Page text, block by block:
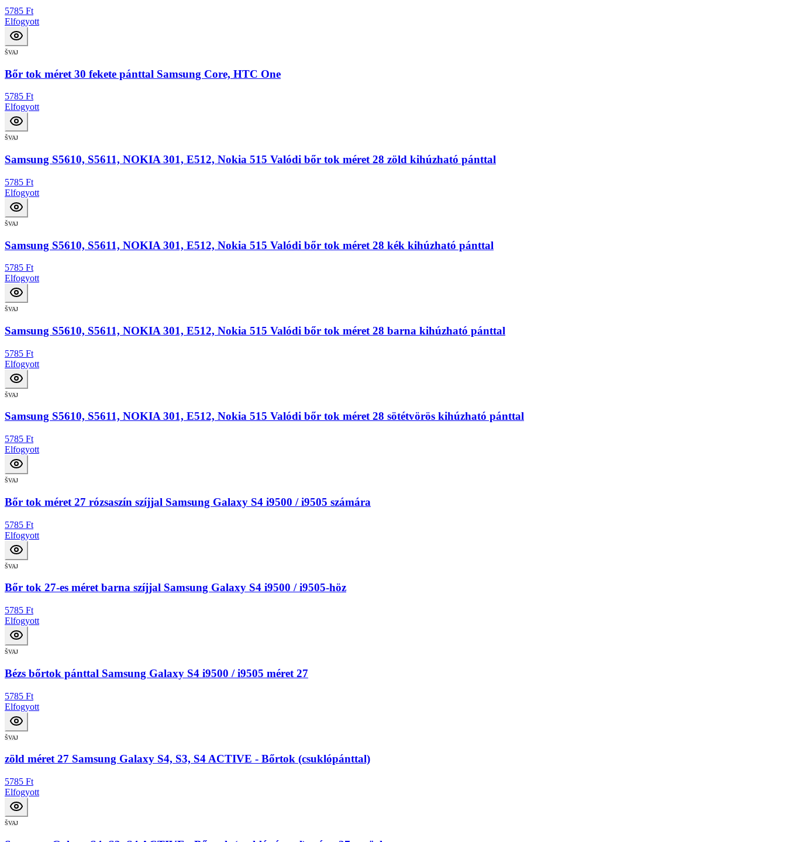
5785 Ft
Elfogyott
ŠVAJ
Bőr tok méret 30 fekete pánttal Samsung Core, HTC One
5785 Ft
Elfogyott
ŠVAJ
Samsung S5610, S5611, NOKIA 301, E512, Nokia 515 Valódi bőr tok méret 28 zöld kihúzható pánttal
5785 Ft
Elfogyott
ŠVAJ
Samsung S5610, S5611, NOKIA 301, E512, Nokia 515 Valódi bőr tok méret 28 kék kihúzható pánttal
5785 Ft
Elfogyott
ŠVAJ
Samsung S5610, S5611, NOKIA 301, E512, Nokia 515 Valódi bőr tok méret 28 barna kihúzható pánttal
5785 Ft
Elfogyott
ŠVAJ
Samsung S5610, S5611, NOKIA 301, E512, Nokia 515 Valódi bőr tok méret 28 sötétvörös kihúzható pánttal
5785 Ft
Elfogyott
ŠVAJ
Bőr tok méret 27 rózsaszín szíjjal Samsung Galaxy S4 i9500 / i9505 számára
5785 Ft
Elfogyott
ŠVAJ
Bőr tok 27-es méret barna szíjjal Samsung Galaxy S4 i9500 / i9505-höz
5785 Ft
Elfogyott
ŠVAJ
Bézs bőrtok pánttal Samsung Galaxy S4 i9500 / i9505 méret 27
5785 Ft
Elfogyott
ŠVAJ
zöld méret 27 Samsung Galaxy S4, S3, S4 ACTIVE - Bőrtok (csuklópánttal)
5785 Ft
Elfogyott
ŠVAJ